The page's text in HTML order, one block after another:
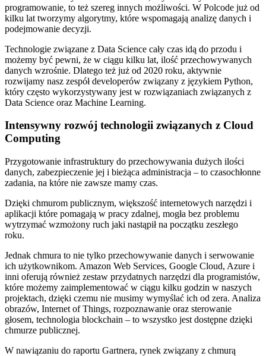
programowanie, to też szereg innych możliwości. W Polcode już od
kilku lat tworzymy algorytmy, które wspomagają analizę danych i
podejmowanie decyzji.
Technologie związane z Data Science cały czas idą do przodu i
możemy być pewni, że w ciągu kilku lat, ilość przechowywanych
danych wzrośnie. Dlatego też już od 2020 roku, aktywnie
rozwijamy nasz zespół developerów związany z językiem Python,
który często wykorzystywany jest w rozwiązaniach związanych z
Data Science oraz Machine Learning.
Intensywny rozwój technologii związanych z Cloud
Computing
Przygotowanie infrastruktury do przechowywania dużych ilości
danych, zabezpieczenie jej i bieżąca administracja – to czasochłonne
zadania, na które nie zawsze mamy czas.
Dzięki chmurom publicznym, większość internetowych narzędzi i
aplikacji które pomagają w pracy zdalnej, mogła bez problemu
wytrzymać wzmożony ruch jaki nastąpił na początku zeszłego
roku.
Jednak chmura to nie tylko przechowywanie danych i serwowanie
ich użytkownikom. Amazon Web Services, Google Cloud, Azure i
inni oferują również zestaw przydatnych narzędzi dla programistów,
które możemy zaimplementować w ciągu kilku godzin w naszych
projektach, dzięki czemu nie musimy wymyślać ich od zera. Analiza
obrazów, Internet of Things, rozpoznawanie oraz sterowanie
głosem, technologia blockchain – to wszystko jest dostępne dzięki
chmurze publicznej.
W nawiązaniu do raportu Gartnera, rynek związany z chmurą